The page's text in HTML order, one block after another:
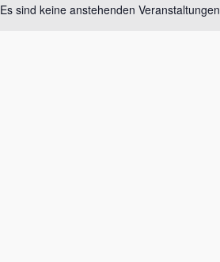
Es sind keine anstehenden